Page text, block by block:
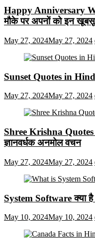
Happy Anniversary
मौके पर अपनों को इन
May 27, 2024May 27, 2024
Sunset Quotes in Hindi
May 27, 2024May 27, 2024
Shree Krishna Quotes
ज्ञानवर्धक अनमोल वचन
May 27, 2024May 27, 2024
System Software क्या
May 10, 2024May 10, 2024